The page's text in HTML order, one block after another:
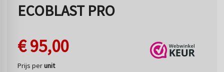
ECOBLAST PRO
€95,00
Prijs perunit